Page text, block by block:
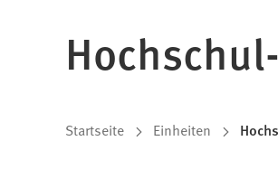
Sie
Startseite Einheiten